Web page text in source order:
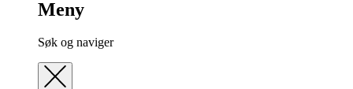
Meny
Søk og naviger